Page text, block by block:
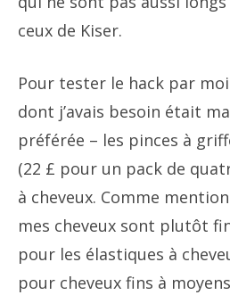
ceux de Kiser.
Pour tester le hack par
dont j’avais besoin était
préférée – les pinces à
(22 £ pour un pack de
à cheveux. Comme
mes cheveux sont plutôt
pour les élastiques à
pour cheveux fins à